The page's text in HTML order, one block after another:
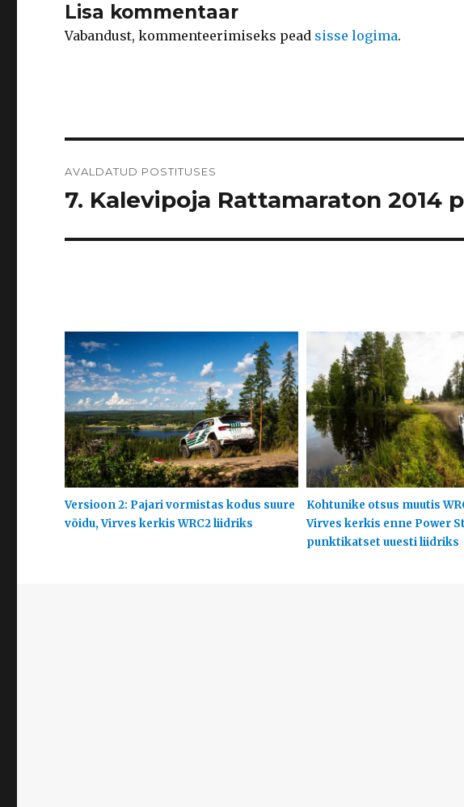
Lisa kommentaar
Vabandust, kommenteerimiseks pead sisse logima.
AVALDATUD POSTITUSES
7. Kalevipoja Rattamaraton 2014
Versioon 2: Pajari vormistas kodus suure
võidu, Virves kerkis WRC2 liidriks
Kohtunike otsus muutis
Virves kerkis enne Power
punktikatset uuesti liidriks